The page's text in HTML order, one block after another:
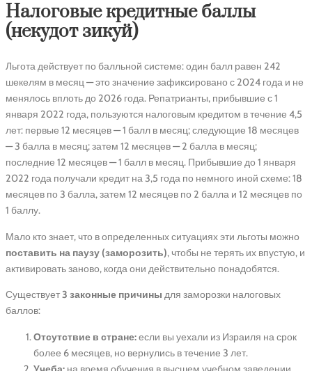
Налоговые кредитные баллы
(некудот зикуй)
Льгота действует по балльной системе: один балл равен 242
шекелям в месяц — это значение зафиксировано с 2024 года и не
менялось вплоть до 2026 года. Репатрианты, прибывшие с 1
января 2022 года, пользуются налоговым кредитом в течение 4,5
лет: первые 12 месяцев — 1 балл в месяц; следующие 18 месяцев
— 3 балла в месяц; затем 12 месяцев — 2 балла в месяц;
последние 12 месяцев — 1 балл в месяц. Прибывшие до 1 января
2022 года получали кредит на 3,5 года по немного иной схеме: 18
месяцев по 3 балла, затем 12 месяцев по 2 балла и 12 месяцев по
1 баллу.
Мало кто знает, что в определенных ситуациях эти льготы можно
поставить на паузу (заморозить), чтобы не терять их впустую, и
активировать заново, когда они действительно понадобятся.
Существует3 законные причины для заморозки налоговых
баллов:
Отсутствие в стране:если вы уехали из Израиля на срок
более 6 месяцев, но вернулись в течение 3 лет.